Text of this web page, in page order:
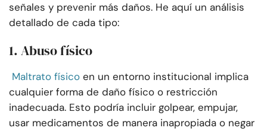
señales y prevenir más daños. He aquí un análisis
detallado de cada tipo:
1. Abuso físico
Maltrato físico en un entorno institucional implica
cualquier forma de daño físico o restricción
inadecuada. Esto podría incluir golpear, empujar,
usar medicamentos de manera inapropiada o negar